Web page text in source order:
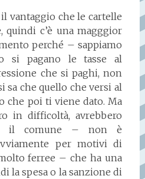
vantaggio che le cartelle
quindi c’è una magggior
perché – sappiamo
si pagano le tasse al
che si paghi, non
sa che quello che versi al
che poi ti viene dato. Ma
in difficoltà, avrebbero
il comune – non è
per motivi di
ferree – che ha una
la spesa o la sanzione di